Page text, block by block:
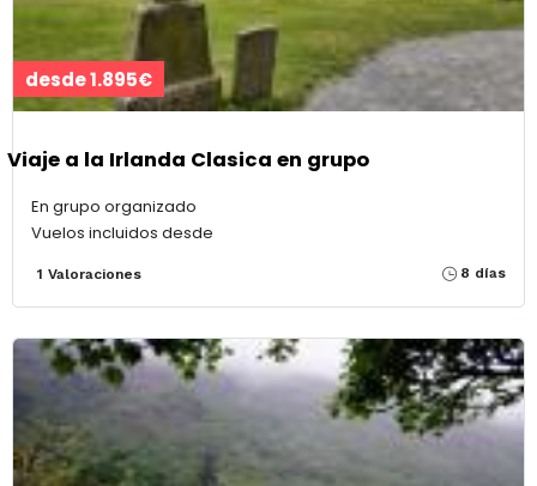
desde 1.895€
Viaje a la Irlanda Clasica en grupo
En grupo organizado
Vuelos incluidos desde
1 Valoraciones 8 días